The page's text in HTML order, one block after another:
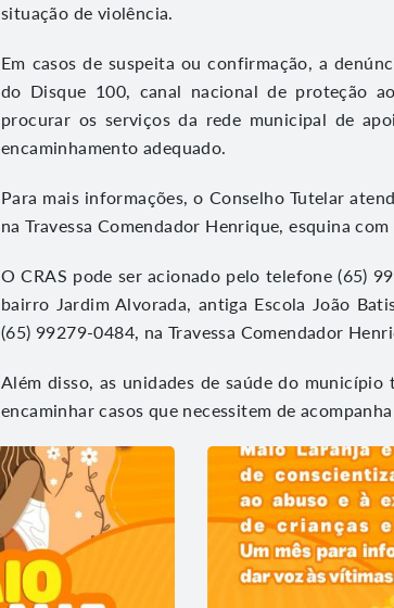
situação de violência.
Em casos de suspeita ou confirmação, a
do Disque 100, canal nacional de proteção
procurar os serviços da rede municipal de
encaminhamento adequado.
Para mais informações, o Conselho Tutelar
na Travessa Comendador Henrique, esquina
O CRAS pode ser acionado pelo telefone (65)
bairro Jardim Alvorada, antiga Escola João
(65) 99279-0484, na Travessa Comendador
Além disso, as unidades de saúde do
encaminhar casos que necessitem de